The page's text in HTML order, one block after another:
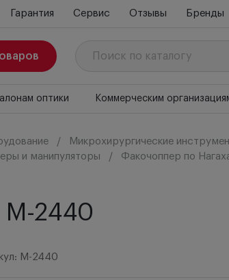
Гарантия Сервис Отзывы Бренды
оптики Коммерческим
Микрохирургические
и манипуляторы
Факочоппер по
M-2440
M-2440